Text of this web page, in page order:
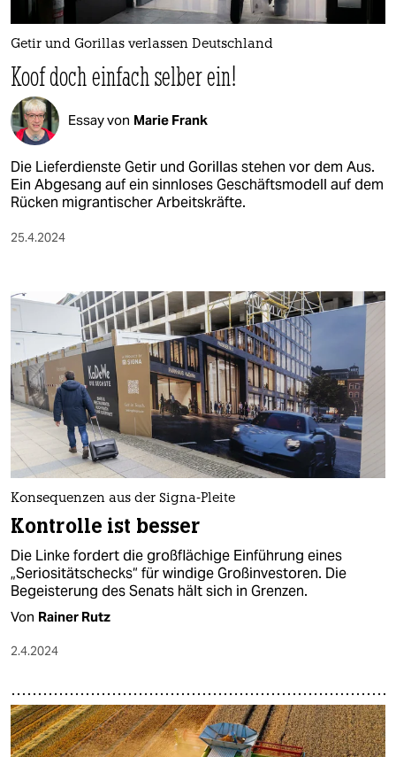
nord
wahrheit
verlag
verlag
veranstaltungen
unterstützen
abo
genossenschaft
epaper login
Getir und Gorillas verlassen Deutschland
Koof doch einfach selber ein!
Essay von Marie Frank
Die Lieferdienste Getir und Gorillas stehen vor dem Aus.
Ein Abgesang auf ein sinnloses Geschäftsmodell auf dem
Rücken migrantischer Arbeitskräfte.
25.4.2024
Konsequenzen aus der Signa-Pleite
Kontrolle ist besser
Die Linke fordert die großflächige Einführung eines
„Seriositätschecks“ für windige Großinvestoren. Die
Begeisterung des Senats hält sich in Grenzen.
Von Rainer Rutz
2.4.2024